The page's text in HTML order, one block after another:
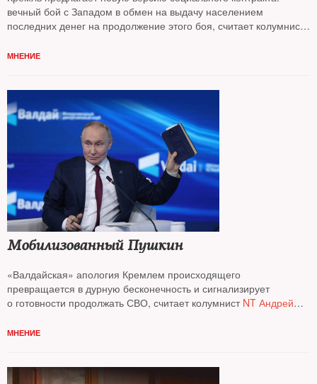
вечный бой с Западом в обмен на выдачу населением
последних денег на продолжение этого боя, считает колумнист
МНЕНИЕ
Мобилизованный Пушкин
«Валдайская» апология Кремлем происходящего
превращается в дурную бесконечность и сигнализирует
о готовности продолжать СВО, считает колумнист NT Андрей
МНЕНИЕ